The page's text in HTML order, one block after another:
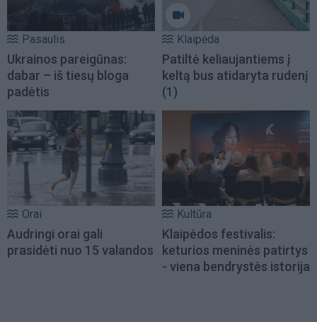
Pasaulis
Ukrainos pareigūnas:
dabar – iš tiesų bloga
padėtis
Klaipėda
Patiltė keliaujantiems į
keltą bus atidaryta rudenį
(1)
Orai
Audringi orai gali
prasidėti nuo 15 valandos
Kultūra
Klaipėdos festivalis:
keturios meninės patirtys
- viena bendrystės istorija